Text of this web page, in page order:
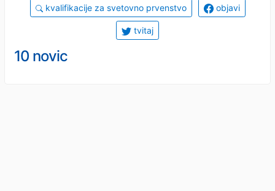
kvalifikacije za svetovno prvenstvo objavi
tvitaj
10 novic